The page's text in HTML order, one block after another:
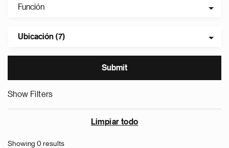
Función
Ubicación (7)
Show Filters
Limpiar todo
Showing 0 results